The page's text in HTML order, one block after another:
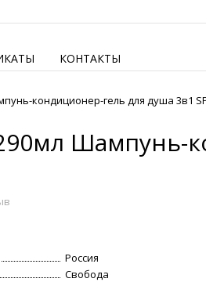
КОНТАКТЫ
кондиционер-гель для душа 3в1
Шампунь-
Россия
Свобода